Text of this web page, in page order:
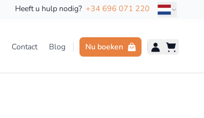
Heeft u hulp nodig? +34 696 071 220 Taal
Contact Blog Nu boeken